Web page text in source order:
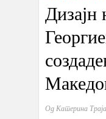
Дизајн
Од Катерина